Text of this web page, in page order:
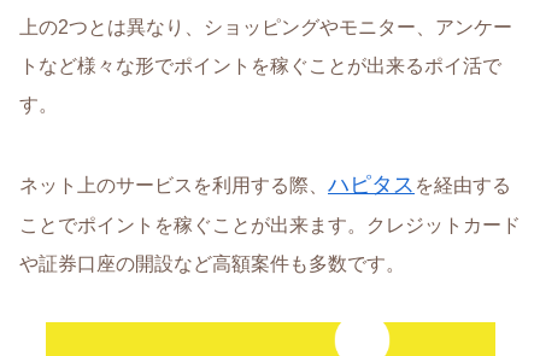
上の2つとは異なり、ショッピングやモニター、アンケー
トなど様々な形でポイントを稼ぐことが出来るポイ活で
す。
ネット上のサービスを利用する際、 ハピタス を経由する
ことでポイントを稼ぐことが出来ます。クレジットカード
や証券口座の開設など高額案件も多数です。